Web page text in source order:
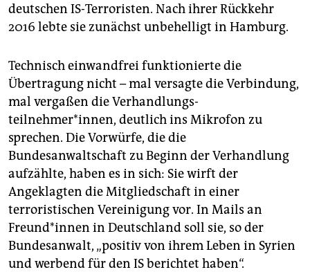
deutschen IS-Terroristen. Nach ihrer Rückkehr
2016 lebte sie zunächst unbehelligt in Hamburg.
Technisch einwandfrei funktionierte die
Übertragung nicht – mal versagte die Verbindung,
mal vergaßen die Verhandlungs­
teilnehmer*innen, deutlich ins Mikrofon zu
sprechen. Die Vorwürfe, die die
Bundesanwaltschaft zu Beginn der Verhandlung
aufzählte, haben es in sich: Sie wirft der
Angeklagten die Mitgliedschaft in einer
terroristischen Vereinigung vor. In Mails an
Freund*innen in Deutschland soll sie, so der
Bundesanwalt, „positiv von ihrem Leben in Syrien
und werbend für den IS berichtet haben“.